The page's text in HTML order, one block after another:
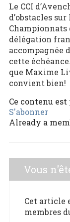
Le CCI
d’obstacles
Championnats
délégation
accompagnée
cette
que Maxime
convient bien!
Ce contenu
S'abonner
Already a
Vous
Cet article
membres